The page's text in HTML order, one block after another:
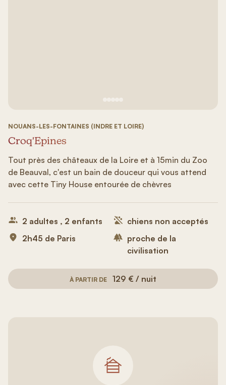
NOUANS-LES-FONTAINES (INDRE ET LOIRE)
Croq'Epines
Tout près des châteaux de la Loire et à 15min du Zoo
de Beauval, c'est un bain de douceur qui vous attend
avec cette Tiny House entourée de chèvres
2 adultes , 2 enfants
2h45 de Paris
chiens non acceptés
proche de la
civilisation
À PARTIR DE 129 € / nuit